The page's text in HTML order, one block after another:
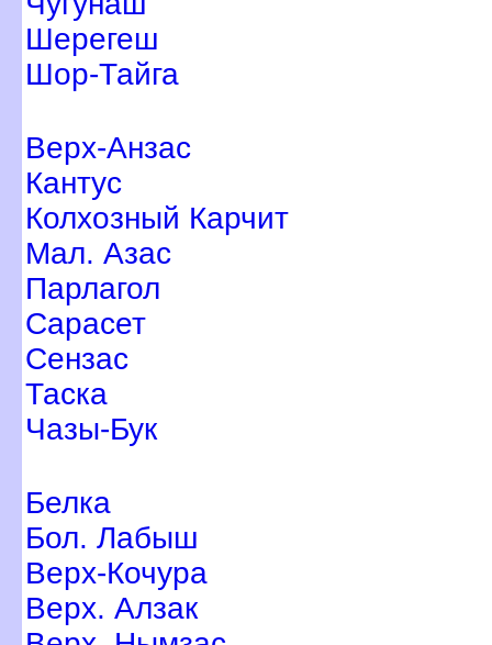
Шерегеш
Шор-Тайга
ерх-Анзас
Кантус
Колхозный Карчит
Мал. Азас
Парлагол
Сарасет
Сензас
Таска
Чазы-Бук
Белка
Бол. Лабыш
ерх-Кочура
ерх. Алзак